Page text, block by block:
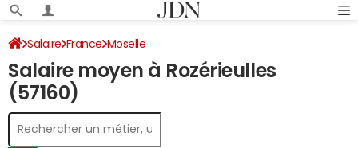
Salaire France Moselle
Salaire moyen à Rozérieulles
(57160)